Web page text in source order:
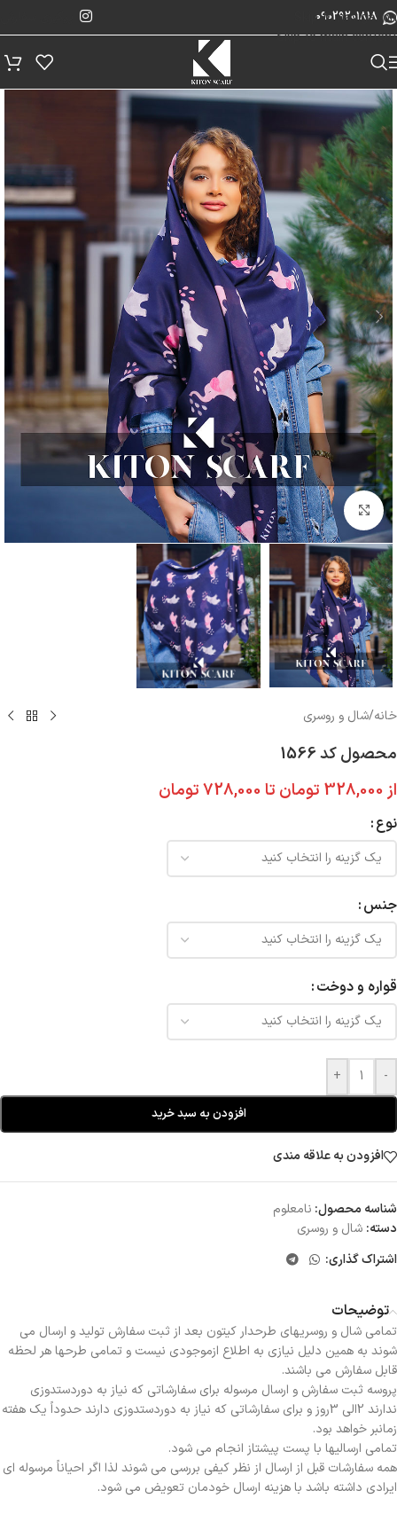
Skip to navigation
Skip to main content
09029201818
بزرگنمایی تصویر
خانه/شال و روسری
محصول کد 1566
از 328,000 تومان تا 728,000تومان
نوع
جنس
قواره و دوخت
-
+
افزودن به سبد خرید
افزودن به علاقه مندی
شناسه محصول: نامعلوم
دسته: شال و روسری
اشتراک گذاری:
توضیحات
تمامی شال و روسریهای طرحدار کیتون بعد از ثبت سفارش تولید و ارسال می
شوند به همین دلیل نیازی به اطلاع ازموجودی نیست و تمامی طرحها هر لحظه
قابل سفارش می باشند.
پروسه ثبت سفارش و ارسال مرسوله برای سفارشاتی که نیاز به دوردستدوزی
ندارند 2الی 3روز و برای سفارشاتی که نیاز به دوردستدوزی دارند حدوداً یک هفته
زمانبر خواهد بود.
تمامی ارسالیها با پست پیشتاز انجام می شود.
همه سفارشات قبل از ارسال از نظر کیفی بررسی می شوند لذا اگر احیاناً مرسوله ای
ایرادی داشته باشد با هزینه ارسال خودمان تعویض می شود.